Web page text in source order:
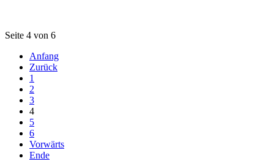
Seite 4 von 6
Anfang
Zurück
1
2
3
4
5
6
Vorwärts
Ende